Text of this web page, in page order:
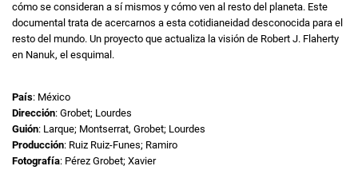
cómo se consideran a sí mismos y cómo ven al resto del planeta. Este
documental trata de acercarnos a esta cotidianeidad desconocida para el
resto del mundo. Un proyecto que actualiza la visión de Robert J. Flaherty
en Nanuk, el esquimal.
País: México
Dirección: Grobet; Lourdes
Guión: Larque; Montserrat, Grobet; Lourdes
Producción: Ruiz Ruiz-Funes; Ramiro
Fotografía: Pérez Grobet; Xavier